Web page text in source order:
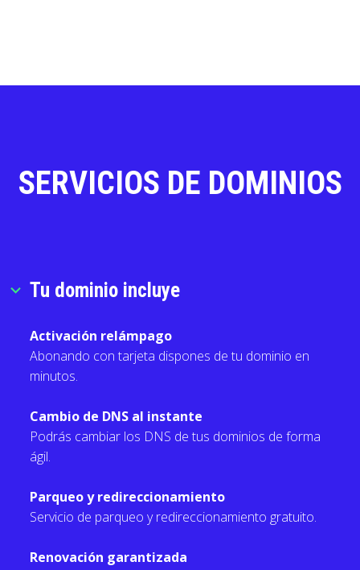
SERVICIOS DE DOMINIOS
expand_more Tu dominio incluye
Activación relámpago
Abonando con tarjeta dispones de tu dominio en
minutos.
Cambio de DNS al instante
Podrás cambiar los DNS de tus dominios de forma
ágil.
Parqueo y redireccionamiento
Servicio de parqueo y redireccionamiento gratuito.
Renovación garantizada